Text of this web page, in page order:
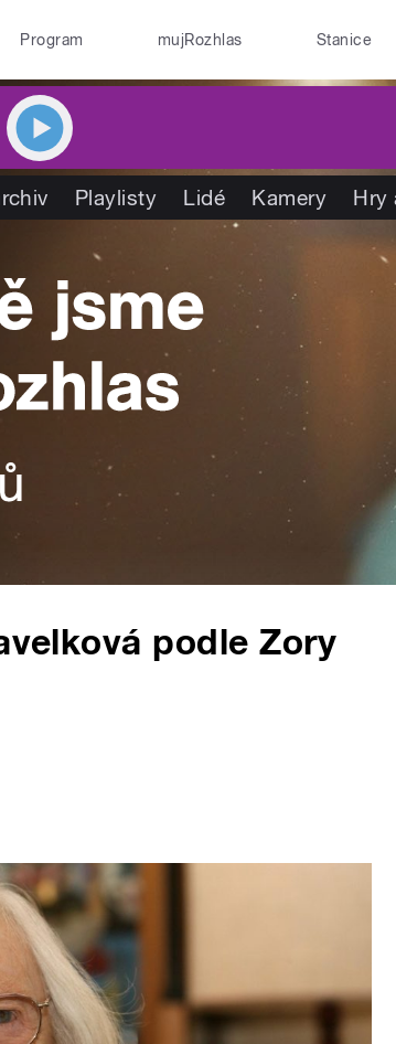
Program mujRozhlas Stanice
Playlisty Lidé Kamery Hry
podle Zory